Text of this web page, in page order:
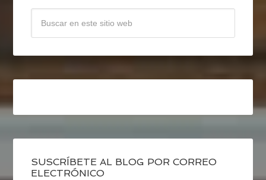
SUSCRÍBETE AL BLOG POR CORREO
ELECTRÓNICO